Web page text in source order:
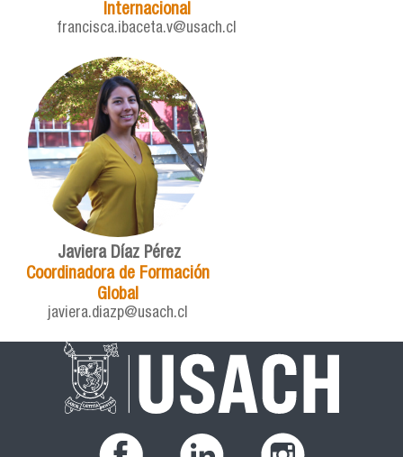
Internacional
francisca.ibaceta.v@usach.cl
Javiera Díaz Pérez
Coordinadora de Formación
Global
javiera.diazp@usach.cl